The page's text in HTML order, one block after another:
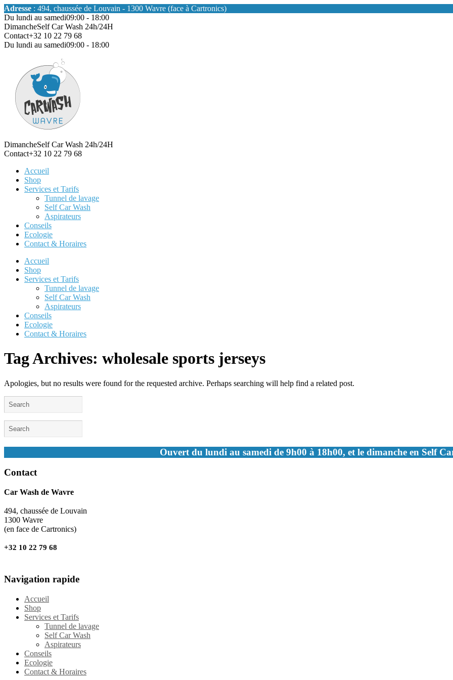
Adresse : 494, chaussée de Louvain - 1300 Wavre (face à Cartronics)
Du lundi au samedi09:00 - 18:00
DimancheSelf Car Wash 24h/24H
Contact+32 10 22 79 68
Du lundi au samedi09:00 - 18:00
DimancheSelf Car Wash 24h/24H
Contact+32 10 22 79 68
Accueil
Shop
Services et Tarifs
Tunnel de lavage
Self Car Wash
Aspirateurs
Conseils
Ecologie
Contact & Horaires
Accueil
Shop
Services et Tarifs
Tunnel de lavage
Self Car Wash
Aspirateurs
Conseils
Ecologie
Contact & Horaires
Tag Archives: wholesale sports jerseys
Apologies, but no results were found for the requested archive. Perhaps searching will help find a related post.
Ouvert du lundi au samedi de 9h00 à 18h00, et le dimanche en Self
Contact
Car Wash de Wavre
494, chaussée de Louvain
1300 Wavre
(en face de Cartronics)
+32 10 22 79 68
Navigation rapide
Accueil
Shop
Services et Tarifs
Tunnel de lavage
Self Car Wash
Aspirateurs
Conseils
Ecologie
Contact & Horaires